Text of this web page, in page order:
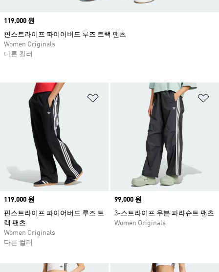
위시리스트 담기
Price
119,000 원
핀스트라이프 파이어버드 루즈 트
랙 팬츠
Women Originals
다른 컬러
Price
99,000 원
3-스트라이프 우븐 파라슈트 팬츠
Women Originals
Price
119,000 원
핀스트라이프 파이어버드 루즈 트랙 팬츠
Women Originals
다른 컬러